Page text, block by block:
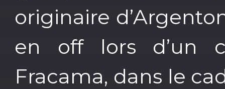
originaire
en off lors d’un
Fracama, dans le